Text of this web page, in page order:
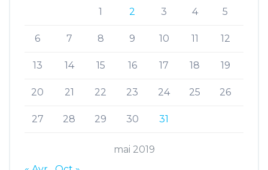
mai 2019
1 2 3 4 5
6 7 8 9 10 11 12
13 14 15 16 17 18 19
20 21 22 23 24 25 26
27 28 29 30 31